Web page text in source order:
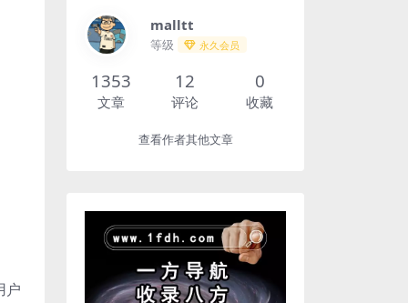
户
malltt
等级 永久会员
1353
文章
12
评论
0
收藏
查看作者其他文章